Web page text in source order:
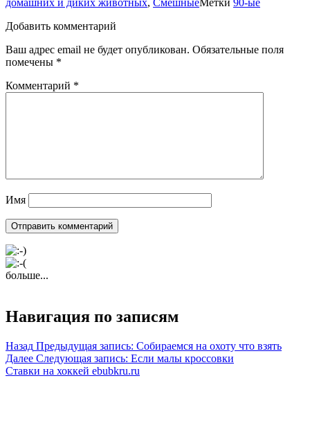
Добавить комментарий
Ваш адрес email не будет опубликован. Обязательные поля
помечены *
Комментарий *
Имя
больше...
Навигация по записям
Назад Предыдущая запись: Собираемся на охоту что взять
Далее Следующая запись: Если малы кроссовки
Ставки на хоккей ebubkru.ru